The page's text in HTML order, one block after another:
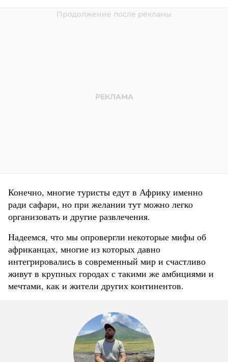
Конечно, многие туристы едут в Африку именно
ради сафари, но при желании тут можно легко
организовать и другие развлечения.
Надеемся, что мы опровергли некоторые мифы об
африканцах, многие из которых давно
интегрировались в современный мир и счастливо
живут в крупных городах с такими же амбициями и
мечтами, как и жители других континентов.